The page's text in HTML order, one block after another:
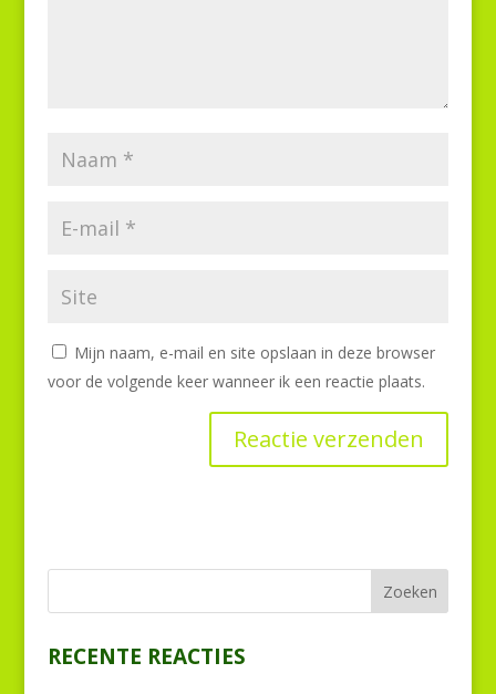
Mijn naam, e-mail en site opslaan in deze browser
voor de volgende keer wanneer ik een reactie plaats.
RECENTE REACTIES